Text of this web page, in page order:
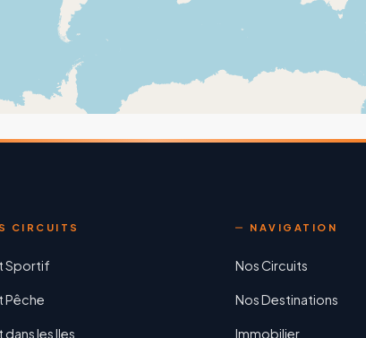
CIRCUITS
Sportif
Pêche
les Iles
NAVIGATION
Nos Circuits
Nos Destinations
Immobilier